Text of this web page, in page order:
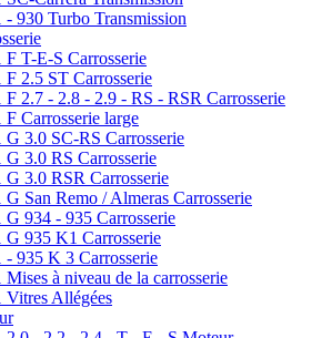
- 930 Turbo Transmission
F T-E-S Carrosserie
F 2.5 ST Carrosserie
F 2.7 - 2.8 - 2.9 - RS - RSR Carrosserie
F Carrosserie large
G 3.0 SC-RS Carrosserie
G 3.0 RS Carrosserie
G 3.0 RSR Carrosserie
G San Remo / Almeras Carrosserie
G 934 - 935 Carrosserie
G 935 K1 Carrosserie
- 935 K 3 Carrosserie
Mises à niveau de la carrosserie
Vitres Allégées